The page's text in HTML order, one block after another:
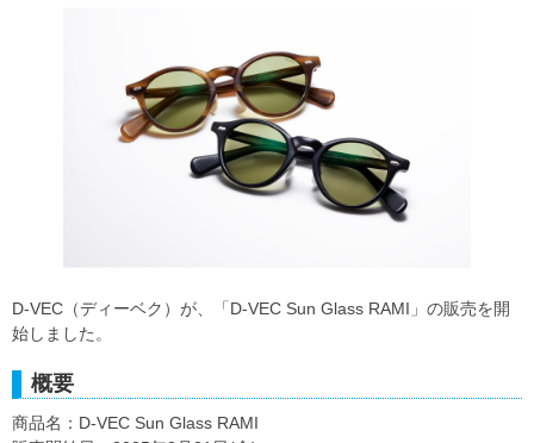
D-VEC（ディーベク）が、「D-VEC Sun Glass RAMI」の販売を開
始しました。
概要
商品名：D-VEC Sun Glass RAMI